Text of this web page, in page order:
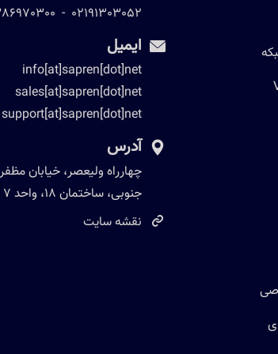
02191303052
-
ایمیل
info[at]sapren[dot]net
sales[at]sapren[dot]net
support[at]sapren[dot]net
آدرس
چهارراه ولیعصر، خیابان مظفر
جنوبی، ساختمان 18، واحد 7
نقشه سایت